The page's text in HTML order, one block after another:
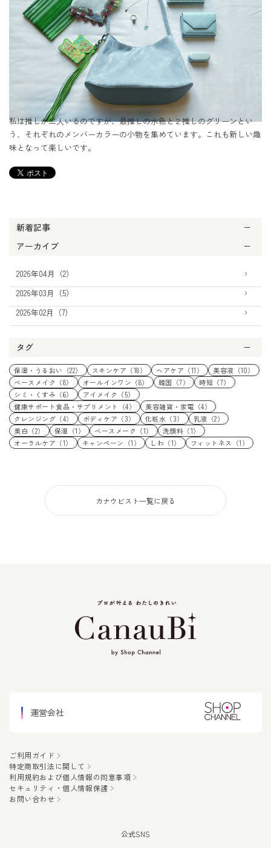
私は推しが二人いるのですが、最推しの水色と２推しのグリーンとい
う、それぞれのメンバーカラーの小物を集めています。これも新しい趣
味となって楽しいです。
新着記事
アーカイブ
2026年04月（2）
2026年03月（5）
2026年02月（7）
タグ
保湿・うるおい（22） スキンケア（18） ヘアケア（11）
美容液（10）
ベースメイク（8）
オールインワン（8） 韓国（7）
時短（7）
シミ・くすみ（6）
アイメイク（5）
健康サポート食品・サプリメント（4）
美容雑貨・家電（4）
クレンジング（4）
ボディケア（3） 化粧水（3）
乳液（2）
美白（2）
保湿（1） ベースメーク（1）
洗顔料（1）
オーラルケア（1）
キャンペーン（1） しわ（1） フィットネス（1）
運営会社
ご利用ガイド
特定商取引法に関して
利用規約および個人情報の同意事項
セキュリティ・個人情報保護
お問い合わせ